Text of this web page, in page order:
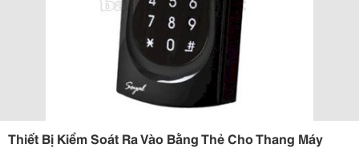
Thiết Bị Kiểm Soát Ra Vào Bằng Thẻ Cho Thang Máy